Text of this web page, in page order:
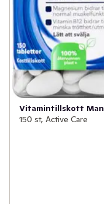
Vitamintillskott Man
150 st, Active Care